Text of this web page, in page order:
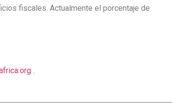
fiscales. Actualmente el porcentaje de